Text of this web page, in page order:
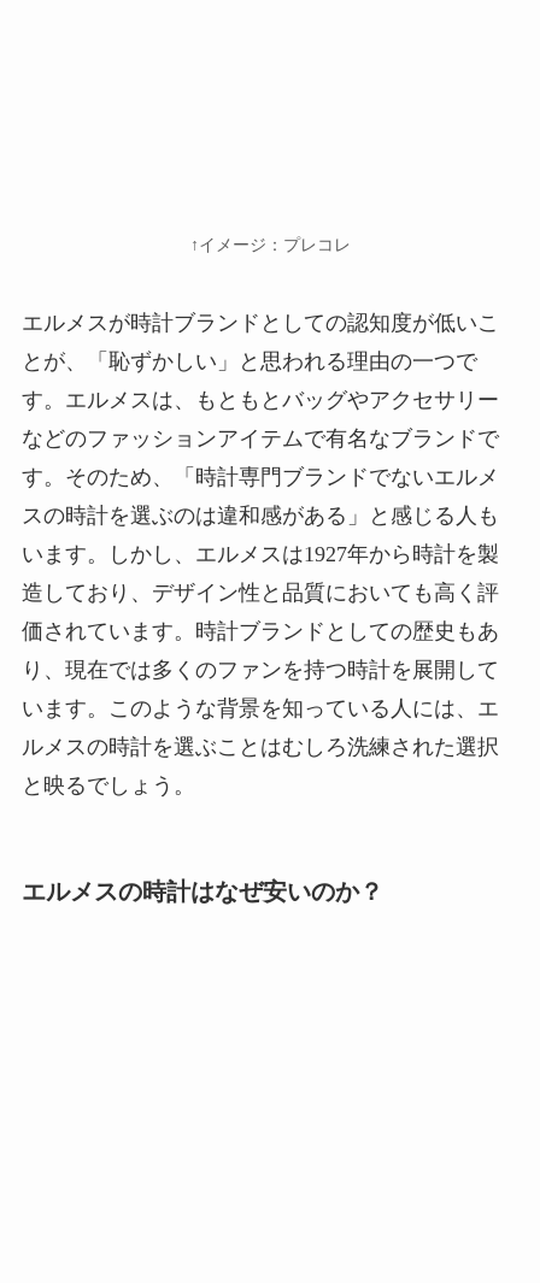
↑イメージ：プレコレ
エルメスが時計ブランドとしての認知度が低いこ
とが、「恥ずかしい」と思われる理由の一つで
す。エルメスは、もともとバッグやアクセサリー
などのファッションアイテムで有名なブランドで
す。そのため、「時計専門ブランドでないエルメ
スの時計を選ぶのは違和感がある」と感じる人も
います。しかし、エルメスは1927年から時計を製
造しており、デザイン性と品質においても高く評
価されています。時計ブランドとしての歴史もあ
り、現在では多くのファンを持つ時計を展開して
います。このような背景を知っている人には、エ
ルメスの時計を選ぶことはむしろ洗練された選択
と映るでしょう。
エルメスの時計はなぜ安いのか？